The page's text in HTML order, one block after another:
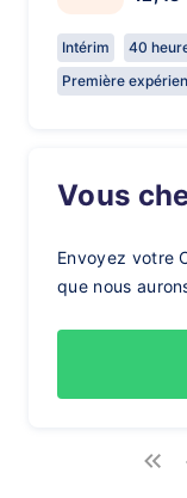
Intérim
40
Première
Vous
Envoyez votre
que nous